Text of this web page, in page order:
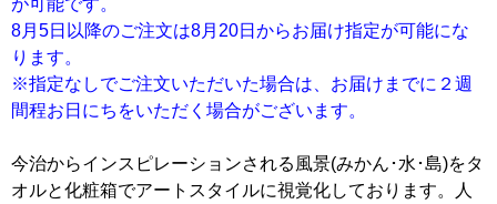
8月5日以降のご注文は8月20日からお届け指定が可能にな
ります。
※指定なしでご注文いただいた場合は、お届けまでに２週
間程お日にちをいただく場合がございます。
今治からインスピレーションされる風景(みかん･水･島)をタ
オルと化粧箱でアートスタイルに視覚化しております。人